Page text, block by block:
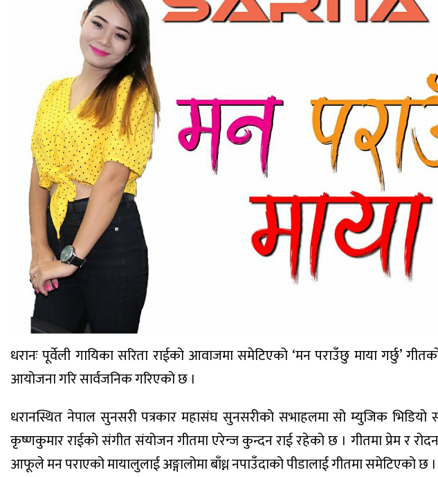
धरानः पूर्वेली गायिका सरिता राईको आवाजमा समेटिएको ‘मन पराउँछु माया गर्छु’
आयोजना गरि सार्वजनिक गरिएको छ ।
धरानस्थित नेपाल सुनसरी पत्रकार महासंघ सुनसरीको सभाहलमा सो म्युजिक भिडियो
कृष्णकुमार राईको संगीत संयोजन गीतमा एरेन्ज कुन्दन राई रहेको छ । गीतमा प्रेम र
आफूले मन पराएको मायालुलाई अङ्गालोमा बाँध्न नपाउँदाको पीडालाई गीतमा समेटिएको छ ।